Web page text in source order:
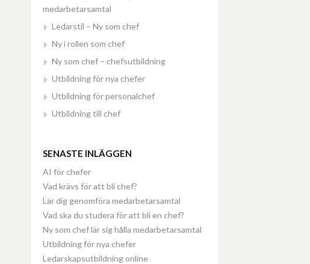
medarbetarsamtal
Ledarstil – Ny som chef
Ny i rollen som chef
Ny som chef – chefsutbildning
Utbildning för nya chefer
Utbildning för personalchef
Utbildning till chef
SENASTE INLÄGGEN
AI för chefer
Vad krävs för att bli chef?
Lär dig genomföra medarbetarsamtal
Vad ska du studera för att bli en chef?
Ny som chef lär sig hålla medarbetarsamtal
Utbildning för nya chefer
Ledarskapsutbildning online